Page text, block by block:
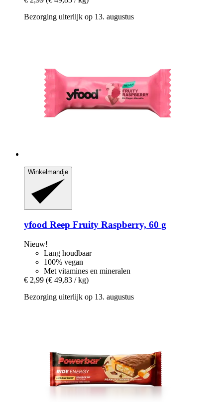
Bezorging uiterlijk op 13. augustus
Winkelmandje
yfood Reep Fruity Raspberry, 60 g
Nieuw!
Lang houdbaar
100% vegan
Met vitamines en mineralen
€ 2,99 (€ 49,83 / kg)
Bezorging uiterlijk op 13. augustus